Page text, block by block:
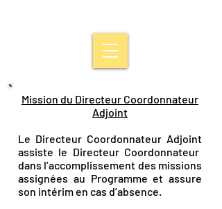
Mission du Directeur Coordonnateur
Adjoint
Le Directeur Coordonnateur Adjoint
assiste le Directeur Coordonnateur
dans l’accomplissement des missions
assignées au Programme et assure
son intérim en cas d’absence.